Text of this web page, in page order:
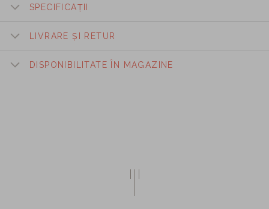
SPECIFICAȚII
LIVRARE ȘI RETUR
DISPONIBILITATE ÎN MAGAZINE